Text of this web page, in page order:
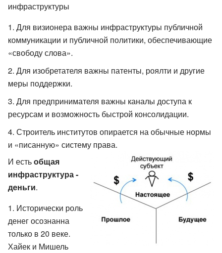
инфраструктуры
Для визионера важны инфраструктуры публичной
коммуникации и публичной политики, обеспечивающие
«свободу слова».
Для изобретателя важны патенты, роялти и другие
меры поддержки.
Для предпринимателя важны каналы доступа к
ресурсам и возможность быстрой консолидации.
Строитель институтов опирается на обычные нормы
и «писанную» систему права.
И естьобщая
инфраструктура -
деньги.
Исторически роль
денег осознанна
только в 20 веке.
Хайек и Мишель